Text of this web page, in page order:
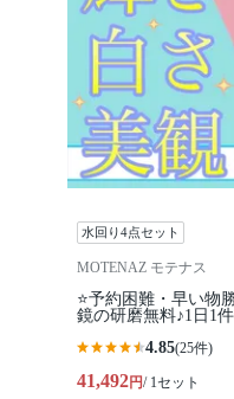
水回り4点セット
MOTENAZ モテナス
⭐️予約困難・早い物
鏡の研磨無料♪1日1
4.85(25件)
41,492円/ 1セット